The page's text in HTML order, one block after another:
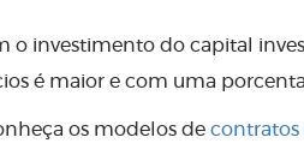
o investimento do capital
é maior e com uma
os modelos de contratos